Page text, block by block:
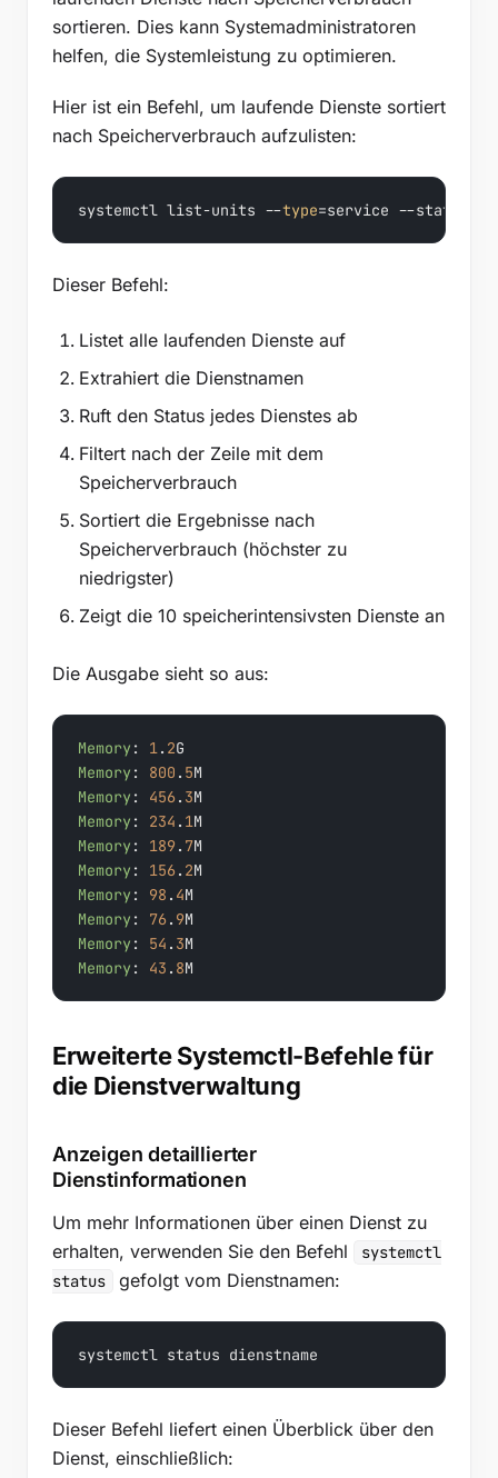
sortieren. Dies kann Systemadministratoren
helfen, die Systemleistung zu optimieren.
Hier ist ein Befehl, um laufende Dienste sortiert
nach Speicherverbrauch aufzulisten:
systemctl list-units --type=service --
Dieser Befehl:
Listet alle laufenden Dienste auf
Extrahiert die Dienstnamen
Ruft den Status jedes Dienstes ab
Filtert nach der Zeile mit dem
Speicherverbrauch
Sortiert die Ergebnisse nach
Speicherverbrauch (höchster zu
niedrigster)
Zeigt die 10 speicherintensivsten Dienste an
Die Ausgabe sieht so aus:
Memory : 1. 2
Memory : 800 . 5
Memory : 456. 3
Memory : 234 . 1
Memory : 189 . 7
Memory : 156. 2
Memory : 98 . 4
Memory : 76. 9
Memory : 54 . 3
Memory : 43 . 8M
Erweiterte Systemctl-Befehle für
die Dienstverwaltung
Anzeigen detaillierter
Dienstinformationen
Um mehr Informationen über einen Dienst zu
erhalten, verwenden Sie den Befehl
systemctl
status
gefolgt vom Dienstnamen:
systemctl status dienstname
Dieser Befehl liefert einen Überblick über den
Dienst, einschließlich: